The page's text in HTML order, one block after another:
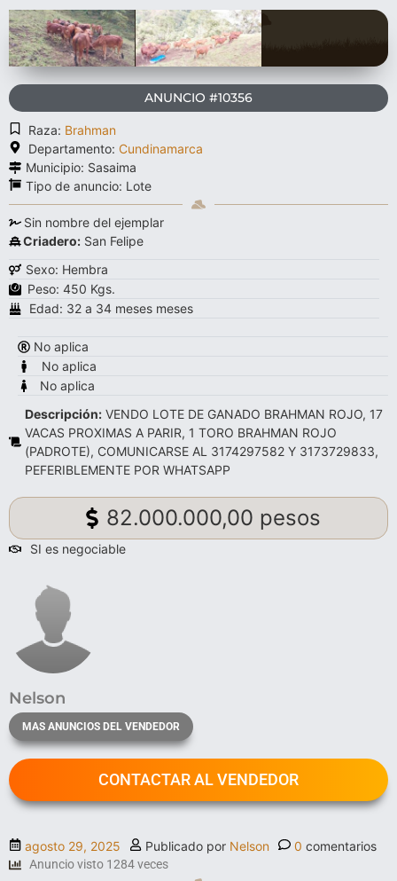
ANUNCIO #10356
Raza: Brahman
Departamento: Cundinamarca
Municipio: Sasaima
Tipo de anuncio: Lote
Sin nombre del ejemplar
Criadero: San Felipe
Sexo: Hembra
Peso: 450 Kgs.
Edad: 32 a 34 meses meses
No aplica
No aplica
No aplica
Descripción: VENDO LOTE DE GANADO BRAHMAN ROJO, 17
VACAS PROXIMAS A PARIR, 1 TORO BRAHMAN ROJO
(PADROTE), COMUNICARSE AL 3174297582 Y 3173729833,
PEFERIBLEMENTE POR WHATSAPP
82.000.000,00 pesos
SI es negociable
Nelson
MAS ANUNCIOS DEL VENDEDOR
CONTACTAR AL VENDEDOR
agosto 29, 2025 Publicado por Nelson 0 comentarios
Anuncio visto 1284 veces